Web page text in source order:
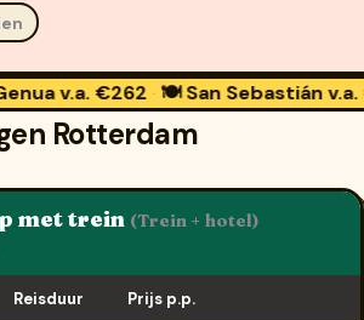
€262 · 🍽️ San Sebastiánv.a. €259 ·
Rotterdam
met trein (Trein + hotel)
Reisduur Prijs p.p.